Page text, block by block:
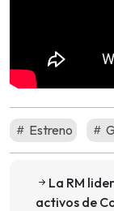
Estreno
La RM
activos de